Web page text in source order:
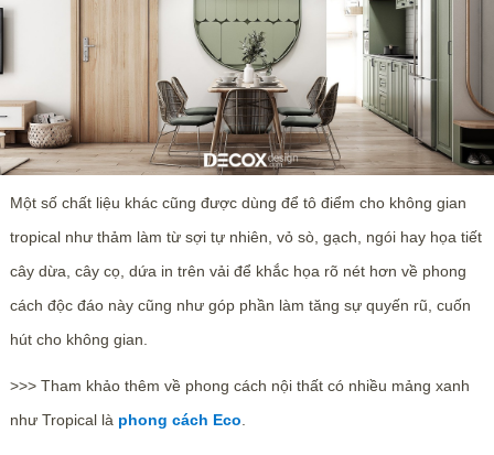
Một số chất liệu khác cũng được dùng để tô điểm cho không gian
tropical như thảm làm từ sợi tự nhiên, vỏ sò, gạch, ngói hay họa tiết
cây dừa, cây cọ, dứa in trên vải để khắc họa rõ nét hơn về phong
cách độc đáo này cũng như góp phần làm tăng sự quyến rũ, cuốn
hút cho không gian.
>>> Tham khảo thêm về phong cách nội thất có nhiều mảng xanh
như Tropical là phong cách Eco.